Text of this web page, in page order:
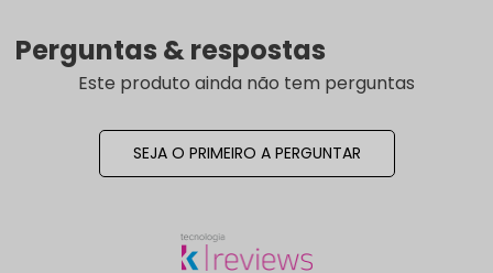
Perguntas & respostas
Este produto ainda não tem perguntas
SEJA O PRIMEIRO A PERGUNTAR